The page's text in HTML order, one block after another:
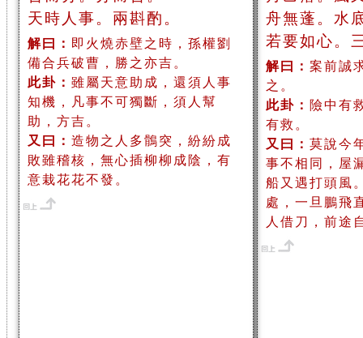
天時人事。兩斟酌。
解曰： 即火燒赤壁之時，孫權劉
備合兵破曹，勝之亦吉。
此卦： 雖屬天意助成，還須人事
知機，凡事不可獨斷，須人幫
助，方吉。
又曰： 造物之人多鶻突，紛紛成
敗雖稽核，無心插柳柳成陰，有
意栽花花不發。
舟無蓬。水
若要如心。
解曰： 案前誠
之。
此卦： 險中有
有救。
又曰： 莫說今
事不相同，屋
船又遇打頭風
處，一旦鵬飛
人借刀，前途